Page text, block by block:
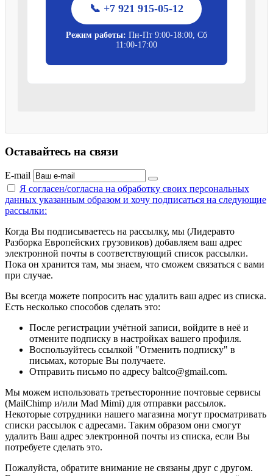
📞 +7 921 915-05-12
Режим работы: Пн-Пт 9:00-18:00, Сб
11:00-17:00
Оставайтесь на связи
E-mail
Я согласен/согласна на обработку своих персональных
данных указанным образом и хочу подписаться на следующие
рассылки:
Когда Вы подписываетесь на рассылку, мы (Лидеравто
Разборка Европейских грузовиков) добавляем ваш адрес
электронной почты в соответствующий список рассылки.
Пока он хранится там, мы знаем, что сможем связаться с вами
при случае.
Вы всегда можете попросить нас удалить ваш адрес из списка.
Есть несколько способов сделать это:
После регистрации учётной записи, войдите в неё и
отмените подписку в настройках вашего профиля.
Воспользуйтесь ссылкой "Отменить подписку" в
письмах, которые Вы получаете.
Отправить письмо по адресу baltco@gmail.com.
Мы можем использовать третьесторонние почтовые сервисы
(MailChimp и/или Mad Mimi) для отправки рассылок.
Некоторые сотрудники нашего магазина могут просматривать
списки рассылок с адресами. Таким образом они смогут
удалить Ваш адрес электронной почты из списка, если Вы
потребуете сделать это.
Пожалуйста, обратите внимание не связаны друг с другом.